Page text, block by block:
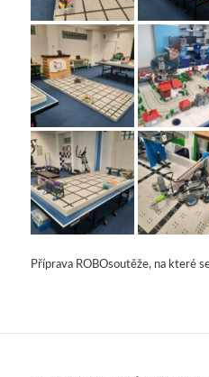
Příprava ROBOsoutěže, na které